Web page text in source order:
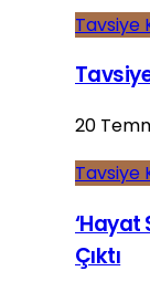
Tavsiye
20
Tavsiye
‘Hayat
Çıktı